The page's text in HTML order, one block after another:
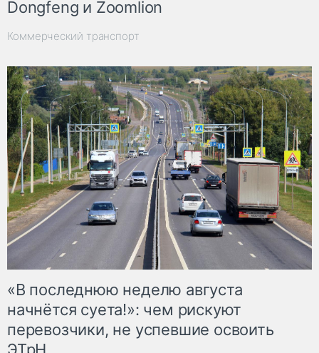
Dongfeng и Zoomlion
Коммерческий транспорт
«В последнюю неделю августа
начнётся суета!»: чем рискуют
перевозчики, не успевшие освоить